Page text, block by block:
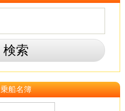
乗船名簿